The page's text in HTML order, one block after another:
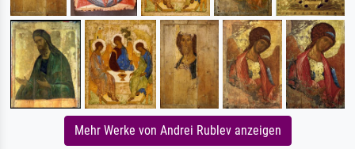
Mehr Werke von Andrei Rublev anzeigen